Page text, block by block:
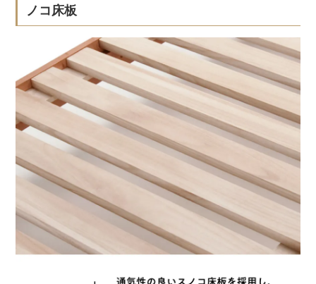
ノコ床板